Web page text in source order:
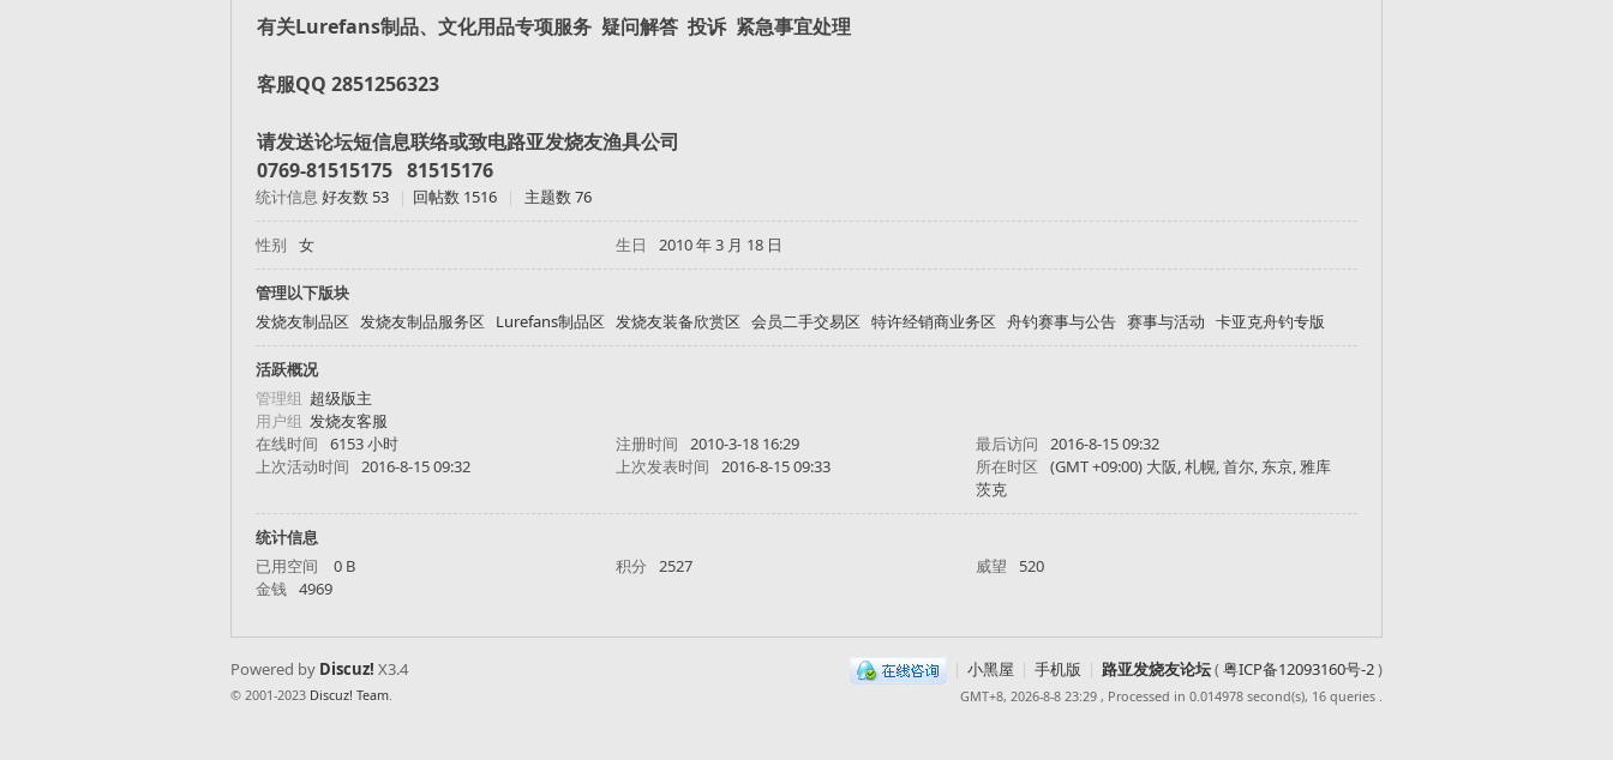
有关Lurefans制品、文化用品专项服务 疑问解答 投诉 紧急事宜处理
客服QQ 2851256323
请发送论坛短信息联络或致电路亚发烧友渔具公司
0769-81515175 81515176
统计信息 好友数 53 | 回帖数 1516 | 主题数 76
性别 女 生日 2010 年 3 月 18 日
管理以下版块
发烧友制品区 发烧友制品服务区 Lurefans制品区 发烧友装备欣赏区 会员二手交易区 特许经销商业务区 舟钓赛事与公告 赛事与活动 卡亚克舟钓专版
活跃概况
管理组 超级版主
用户组 发烧友客服
在线时间
6153 小时 注册时间 2010-3-18 16:29 最后访问
2016-8-15 09:32
上次活动时间
2016-8-15 09:32 上次发表时间 2016-8-15 09:33 所在时区
(GMT +09:00) 大阪, 札幌, 首尔, 东京, 雅库
茨克
统计信息
已用空间
0 B 积分 2527 威望
520
金钱 4969
| 小黑屋 | 手机版 | 路亚发烧友论坛(粤ICP备12093160号-2)
GMT+8, 2026-8-8 23:29 , Processed in 0.014978 second(s), 16 queries .
Powered by Discuz! X3.4
© 2001-2023 Discuz! Team.